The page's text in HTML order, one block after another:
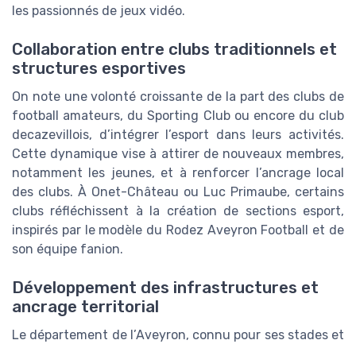
les passionnés de jeux vidéo.
Collaboration entre clubs traditionnels et
structures esportives
On note une volonté croissante de la part des clubs de
football amateurs, du Sporting Club ou encore du club
decazevillois, d’intégrer l’esport dans leurs activités.
Cette dynamique vise à attirer de nouveaux membres,
notamment les jeunes, et à renforcer l’ancrage local
des clubs. À Onet-Château ou Luc Primaube, certains
clubs réfléchissent à la création de sections esport,
inspirés par le modèle du Rodez Aveyron Football et de
son équipe fanion.
Développement des infrastructures et
ancrage territorial
Le département de l’Aveyron, connu pour ses stades et